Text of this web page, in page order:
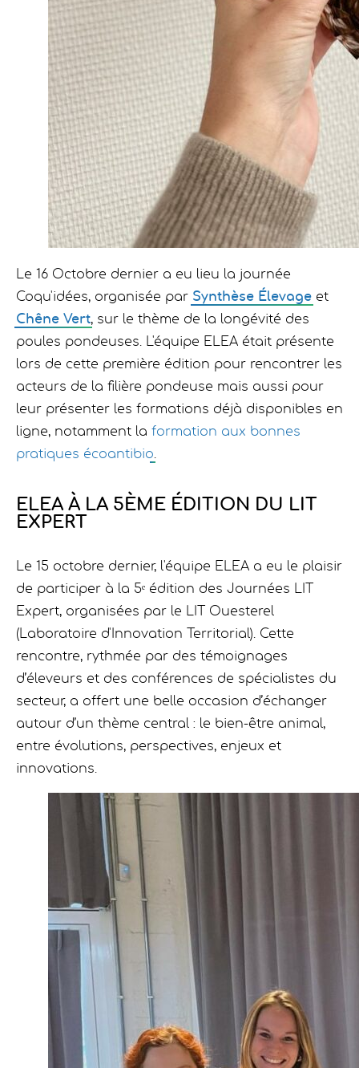
Le 16 Octobre dernier a eu lieu la journée
Coqu'idées, organisée par Synthèse Élevage et
Chêne Vert, sur le thème de la longévité des
poules pondeuses. L'équipe ELEA était présente
lors de cette première édition pour rencontrer les
acteurs de la filière pondeuse mais aussi pour
leur présenter les formations déjà disponibles en
ligne, notamment la formation aux bonnes
pratiques écoantibio
ELEA À LA 5ÈME ÉDITION DU LIT
EXPERT
Le 15 octobre dernier, l'équipe ELEA a eu le plaisir
de participer à la 5ᵉ édition des Journées LIT
Expert, organisées par le LIT Ouesterel
(Laboratoire d'Innovation Territorial). Cette
rencontre, rythmée par des témoignages
d’éleveurs et des conférences de spécialistes du
secteur, a offert une belle occasion d’échanger
autour d’un thème central : le bien-être animal,
entre évolutions, perspectives, enjeux et
innovations.